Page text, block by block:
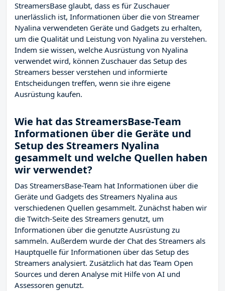
StreamersBase glaubt, dass es für Zuschauer
unerlässlich ist, Informationen über die von Streamer
Nyalina verwendeten Geräte und Gadgets zu erhalten,
um die Qualität und Leistung von Nyalina zu verstehen.
Indem sie wissen, welche Ausrüstung von Nyalina
verwendet wird, können Zuschauer das Setup des
Streamers besser verstehen und informierte
Entscheidungen treffen, wenn sie ihre eigene
Ausrüstung kaufen.
Wie hat das StreamersBase-Team
Informationen über die Geräte und
Setup des Streamers Nyalina
gesammelt und welche Quellen haben
wir verwendet?
Das StreamersBase-Team hat Informationen über die
Geräte und Gadgets des Streamers Nyalina aus
verschiedenen Quellen gesammelt. Zunächst haben wir
die Twitch-Seite des Streamers genutzt, um
Informationen über die genutzte Ausrüstung zu
sammeln. Außerdem wurde der Chat des Streamers als
Hauptquelle für Informationen über das Setup des
Streamers analysiert. Zusätzlich hat das Team Open
Sources und deren Analyse mit Hilfe von AI und
Assessoren genutzt.